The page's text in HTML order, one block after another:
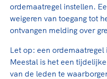
ordemaatregel instellen.
weigeren van toegang tot
ontvangen melding over
Let op: een ordemaatregel
Meestal is het een
van de leden te